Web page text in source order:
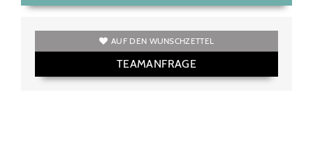
AUF DEN WUNSCHZETTEL
TEAMANFRAGE